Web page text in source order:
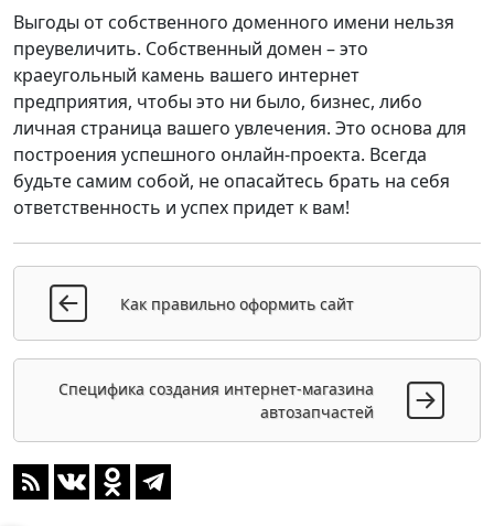
Выгоды от собственного доменного имени нельзя
преувеличить. Собственный домен – это
краеугольный камень вашего интернет
предприятия, чтобы это ни было, бизнес, либо
личная страница вашего увлечения. Это основа для
построения успешного онлайн-проекта. Всегда
будьте самим собой, не опасайтесь брать на себя
ответственность и успех придет к вам!
Как правильно оформить сайт
Специфика создания интернет-магазина
автозапчастей